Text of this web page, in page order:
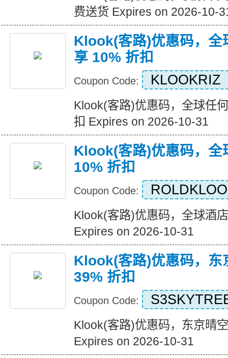
费送货 Expires on 2026-10-
Klook(客路)优惠码，全
享 10% 折扣
Coupon Code: KLOOKRIZ
Klook(客路)优惠码，全球任
扣 Expires on 2026-10-31
Klook(客路)优惠码，全
10% 折扣
Coupon Code:
Klook(客路)优惠码，全球酒
Expires on 2026-10-31
Klook(客路)优惠码，东
39% 折扣
Coupon Code:
Klook(客路)优惠码，东京晴
Expires on 2026-10-31